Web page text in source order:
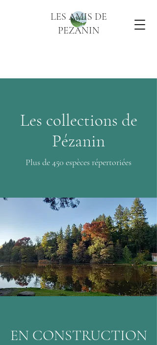
LES AMIS DE
PEZANIN
Les collections de
Pézanin
Plus de 450 espèces répertoriées
EN CONSTRUCTION